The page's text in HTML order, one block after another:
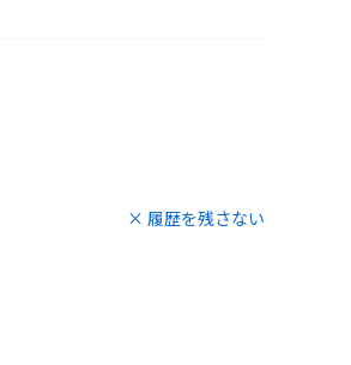
× 履歴を残さない